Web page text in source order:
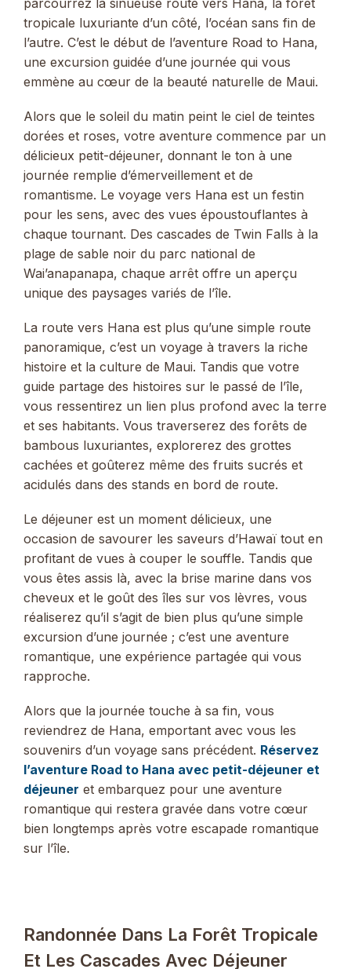
tropicale luxuriante d’un côté, l’océan sans fin de
l’autre. C’est le début de l’aventure Road to Hana,
une excursion guidée d’une journée qui vous
emmène au cœur de la beauté naturelle de Maui.
Alors que le soleil du matin peint le ciel de teintes
dorées et roses, votre aventure commence par un
délicieux petit-déjeuner, donnant le ton à une
journée remplie d’émerveillement et de
romantisme. Le voyage vers Hana est un festin
pour les sens, avec des vues époustouflantes à
chaque tournant. Des cascades de Twin Falls à la
plage de sable noir du parc national de
Wai’anapanapa, chaque arrêt offre un aperçu
unique des paysages variés de l’île.
La route vers Hana est plus qu’une simple route
panoramique, c’est un voyage à travers la riche
histoire et la culture de Maui. Tandis que votre
guide partage des histoires sur le passé de l’île,
vous ressentirez un lien plus profond avec la terre
et ses habitants. Vous traverserez des forêts de
bambous luxuriantes, explorerez des grottes
cachées et goûterez même des fruits sucrés et
acidulés dans des stands en bord de route.
Le déjeuner est un moment délicieux, une
occasion de savourer les saveurs d’Hawaï tout en
profitant de vues à couper le souffle. Tandis que
vous êtes assis là, avec la brise marine dans vos
cheveux et le goût des îles sur vos lèvres, vous
réaliserez qu’il s’agit de bien plus qu’une simple
excursion d’une journée ; c’est une aventure
romantique, une expérience partagée qui vous
rapproche.
Alors que la journée touche à sa fin, vous
reviendrez de Hana, emportant avec vous les
souvenirs d’un voyage sans précédent. Réservez
l’aventure Road to Hana avec petit-déjeuner et
déjeuner et embarquez pour une aventure
romantique qui restera gravée dans votre cœur
bien longtemps après votre escapade romantique
sur l’île.
Randonnée Dans La Forêt Tropicale
Et Les Cascades Avec Déjeuner